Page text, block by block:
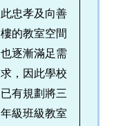
此忠孝及向善
樓的教室空間
也逐漸滿足需
求，因此學校
已有規劃將三
年級班級教室